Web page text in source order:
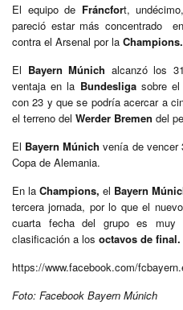
El equipo de Fráncfort,
pareció estar más concentrado
contra el Arsenal por la Champions.
El Bayern Múnich alcanzó los
ventaja en la Bundesliga sobre
con 23 y que se podría acercar a
el terreno del Werder Bremen del
El Bayern Múnich venía de vencer
Copa de Alemania.
En la Champions, el Bayern
tercera jornada, por lo que el
cuarta fecha del grupo es muy
clasificación a los octavos de final.
https://www.facebook.com/
Foto: Facebook Bayern Múnich